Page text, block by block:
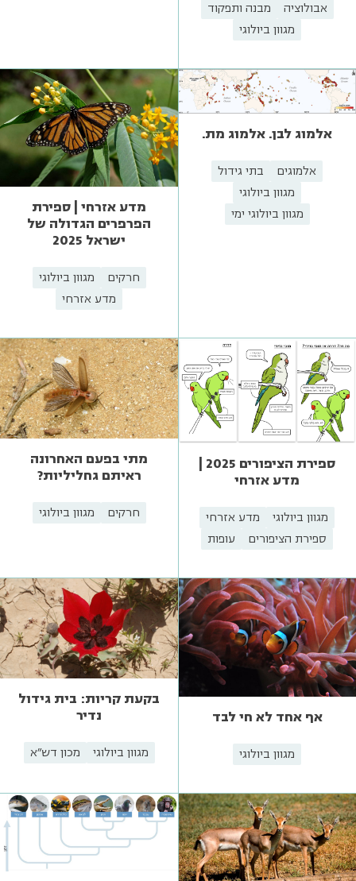
אבולוציה
מבנה ותפקוד
מגוון ביולוגי
אלמוג לבן. אלמוג מת.
אלמוגים
בתי גידול
מגוון ביולוגי
מגוון ביולוגי ימי
מדע אזרחי | ספירת
הפרפרים הגדולה של
ישראל 2025
חרקים
מגוון ביולוגי
מדע אזרחי
מדע אזרחי
מגוון ביולוגי
מדע אזרחי
ספירת הציפורים
עופות
מתי בפעם האחרונה
ראיתם גחליליות?
חרקים מגוון ביולוגי
אף אחד לא חי לבד
מגוון ביולוגי
בקעת קריות: בית גידול
נדיר
מגוון ביולוגי מכון דש"א